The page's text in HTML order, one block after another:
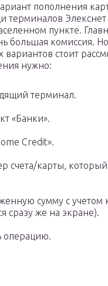
пополнения
терминалов Элекснет
пункте.
большая комиссия.
вариантов стоит
нужно:
терминал.
«Банки».
Credit».
счета/карты, который
сумму с учетом
сразу же на экране).
операцию.